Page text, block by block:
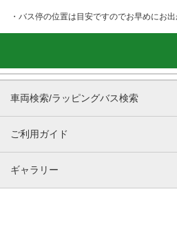
・バス停の位置は目安ですのでお早めにお出
車両検索/ラッピングバス検索
ご利用ガイド
ギャラリー